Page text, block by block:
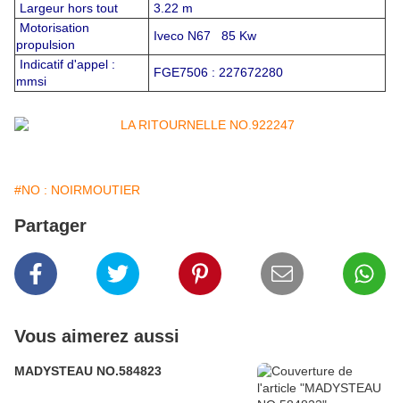
Largeur hors tout
3.22 m
Motorisation
propulsion
Iveco N67 85 Kw
Indicatif d'appel :
mmsi
FGE7506 : 227672280
#NO : NOIRMOUTIER
Partager
Vous aimerez aussi
MADYSTEAU NO.584823